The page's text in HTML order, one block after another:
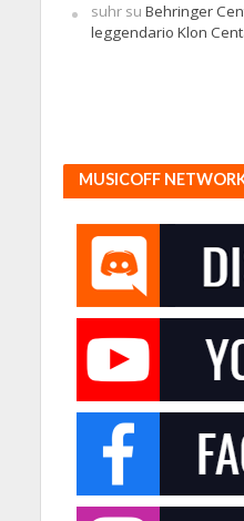
suhrsu Behringer
leggendario Klon
MUSICOFF